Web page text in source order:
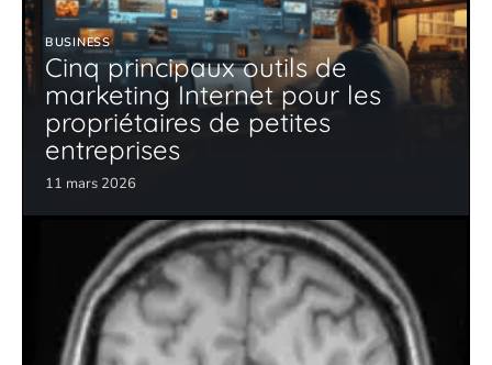
BUSINESS
Cinq principaux outils de
marketing Internet pour les
propriétaires de petites
entreprises
11 mars 2026